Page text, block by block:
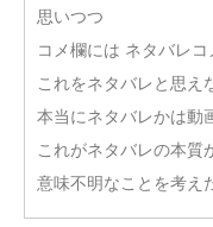
思いつつ
コメ欄には ネタバレ
これをネタバレと思え
本当にネタバレかは動
これがネタバレの本質
意味不明なことを考え